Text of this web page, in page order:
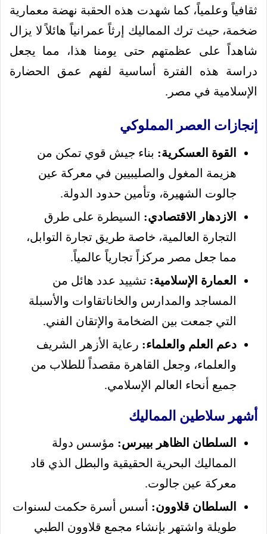
ثقافياً وعلمياً، كما شهدت هذه الحقبة نهضة معمارية
ضخمة، حيث ترك المماليك إرثاً عمرانياً هائلاً لا يزال
شاهداً على عظمتهم حتى يومنا هذا، مما يجعل
دراسة هذه الفترة أساسية لفهم عمق الحضارة
الإسلامية في مصر.
إنجازات العصر المملوكي
القوة العسكرية: بناء جيش قوي تمكن من
هزيمة المغول والصليبيين في معركة عين
جالوت الشهيرة، وتأمين حدود الدولة.
الازدهار الاقتصادي: السيطرة على طرق
التجارة العالمية، خاصة طريق تجارة التوابل،
مما جعل مصر مركزاً تجارياً عالمياً.
العمارة الإسلامية: تشييد عدد هائل من
المساجد والمدارس والخاناتقاوات والأسبلة
التي جمعت بين الضخامة والإتقان الفني.
دعم العلم والعلماء: رعاية الأزهر الشريف
والعلماء، وجعل القاهرة مقصداً للطلاب من
جميع أنحاء العالم الإسلامي.
أشهر سلاطين المماليك
السلطان الظاهر بيبرس: مؤسس دولة
المماليك البحرية الحقيقية والبطل الذي قاد
معركة عين جالوت.
السلطان قلاوون: أسس أسرة حكمت لسنوات
طويلة واشتهر بإنشاء مجمع قلاوون الطبي